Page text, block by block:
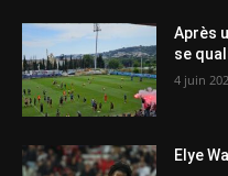
Après
se
4 juin
Elye